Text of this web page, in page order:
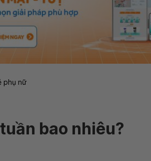
phụ nữ
bao nhiêu?